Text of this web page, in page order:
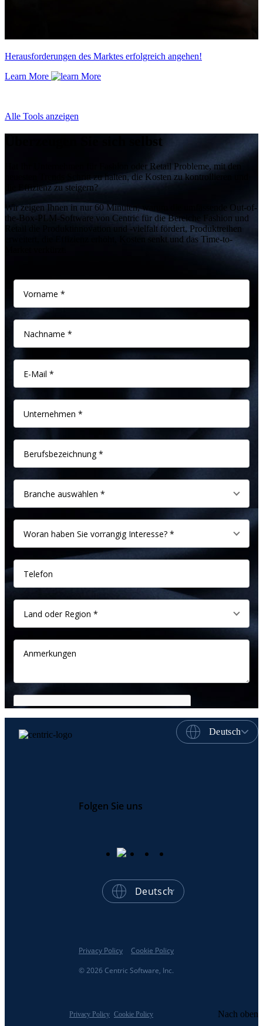
Herausforderungen des Marktes erfolgreich angehen!
Learn More
Alle Tools anzeigen
Überzeugen Sie sich selbst
Hat Ihr Unternehmen für Fashion oder Retail Probleme, mit den
neuesten Trends Schritt zu halten, die Kosten zu kontrollieren und
die Effizienz zu steigern?
Wir zeigen Ihnen in nur 60 Minuten, warum die umfassende Out-of-
the-Box-PLM-Software von Centric für die Bereiche Fashion und
Retail die Produktinnovation und -vielfalt fördert, Produktreihen
erweitert, die Effizienz erhöht, Kosten senkt und das Time-to-
Deutsch
Folgen Sie uns
Deutsch
© 2026 Centric Software, Inc.
Privacy Policy Cookie Policy
Privacy Policy Cookie Policy Nach oben